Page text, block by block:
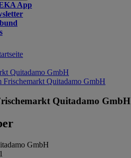
App
Quitadamo GmbH
Frischemarkt Quitadamo GmbH
Quitadamo GmbH
GmbH